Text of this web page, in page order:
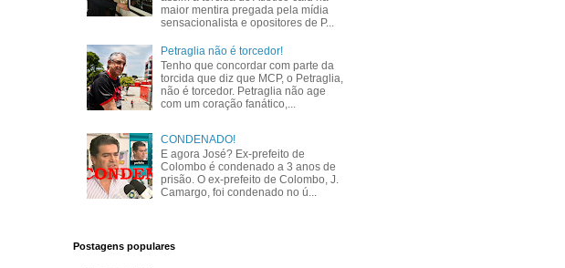
maior mentira pregada pela mídia
sensacionalista e opositores de P...
Petraglia não é torcedor!
Tenho que concordar com parte da
torcida que diz que MCP, o Petraglia,
não é torcedor. Petraglia não age
com um coração fanático,...
CONDENADO!
E agora José? Ex-prefeito de
Colombo é condenado a 3 anos de
prisão. O ex-prefeito de Colombo, J.
Camargo, foi condenado no ú...
Postagens populares